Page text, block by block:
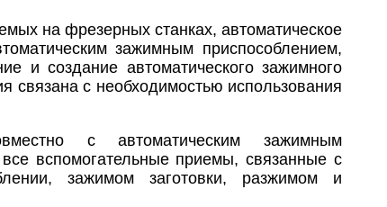
на фрезерных станках, автоматическое
зажимным приспособлением,
и создание автоматического зажимного
связана с необходимостью использования
с автоматическим зажимным
вспомогательные приемы, связанные с
зажимом заготовки, разжимом и